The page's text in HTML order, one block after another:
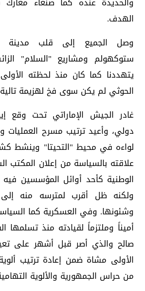
الهدف.
وصل الجميع إلى قلب مدينة
ستوكهولم ومشاريع "السلام"
يتهددنا كما كان منذ لحظته
الحوثي لم يكن سوى فخ لهزيمة
غادر الجيش الإماراتي تحت وقع
دولي، وأعيد ترتيب مسرح
لواءه في محيط "التحيتا" وينشط
علاقته بالسياسة من إعلان المكتب
الوطنية كأحد أوائل المؤسسين فيه
ولكنه ظل أقرب لمترسه منه
وشئونها. وفي العسكرية كما
أميناً وملتزماً لقيادته منذ تسلمها
صالح والذي أصر قبل أشهر على
الأولى مشاة ضمن إعادة ترتيب
من حراس الجمهورية والألوية